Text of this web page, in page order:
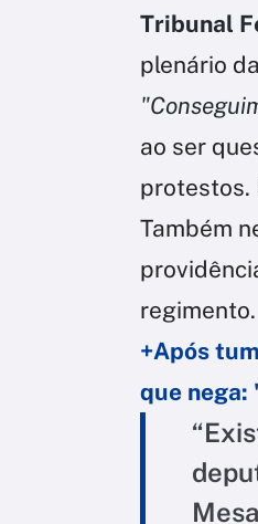
Tribunal
plenário
ao ser
protestos.
Também
regimento.
+Após
que nega: